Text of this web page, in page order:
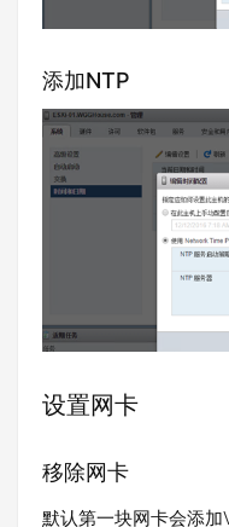
添加NTP
设置网卡
移除网卡
默认第一块网卡会添